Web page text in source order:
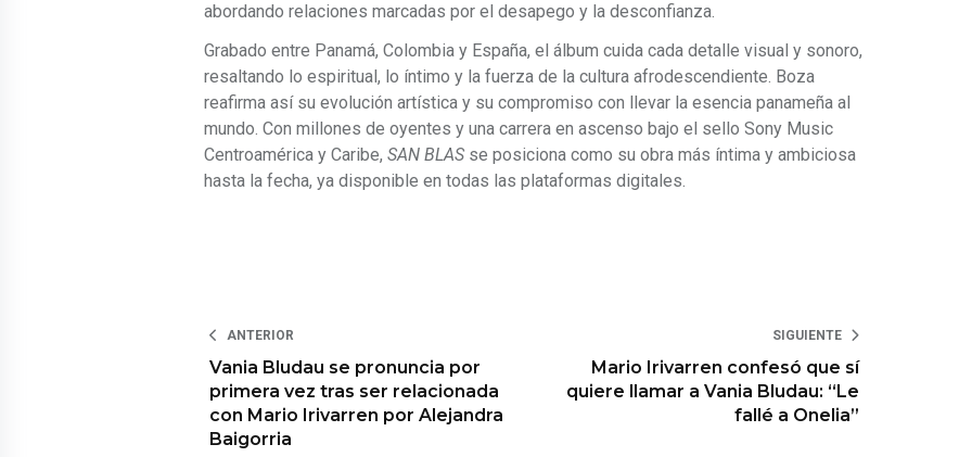
abordando relaciones marcadas por el desapego y la desconfianza.
Grabado entre Panamá, Colombia y España, el álbum cuida cada detalle visual y sonoro,
resaltando lo espiritual, lo íntimo y la fuerza de la cultura afrodescendiente. Boza
reafirma así su evolución artística y su compromiso con llevar la esencia panameña al
mundo. Con millones de oyentes y una carrera en ascenso bajo el sello Sony Music
Centroamérica y Caribe, SAN BLAS se posiciona como su obra más íntima y ambiciosa
hasta la fecha, ya disponible en todas las plataformas digitales.
ANTERIOR
Vania Bludau se pronuncia por
primera vez tras ser relacionada
con Mario Irivarren por Alejandra
Baigorria
SIGUIENTE
Mario Irivarren confesó que sí
quiere llamar a Vania Bludau: “Le
fallé a Onelia”